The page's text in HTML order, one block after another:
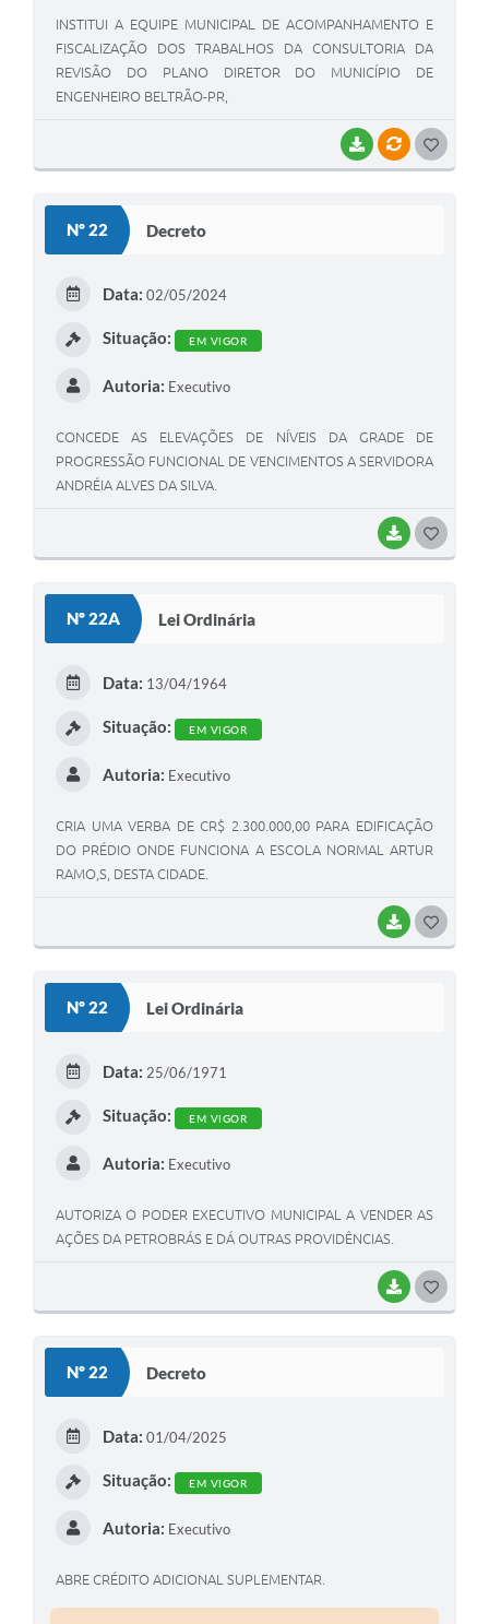
BAIXARVÍNCULOS
INSTITUI A EQUIPE MUNICIPAL DE ACOMPANHAMENTO E
FISCALIZAÇÃO DOS TRABALHOS DA CONSULTORIA DA
REVISÃO DO PLANO DIRETOR DO MUNICÍPIO DE
ENGENHEIRO BELTRÃO-PR,
Nº 22 Decreto
BAIXAR
Data: 02/05/2024
Situação: EM VIGOR
Autoria: Executivo
CONCEDE AS ELEVAÇÕES DE NÍVEIS DA GRADE DE
PROGRESSÃO FUNCIONAL DE VENCIMENTOS A SERVIDORA
ANDRÉIA ALVES DA SILVA.
Nº 22A Lei Ordinária
BAIXAR
Data: 13/04/1964
Situação: EM VIGOR
Autoria: Executivo
CRIA UMA VERBA DE CR$ 2.300.000,00 PARA EDIFICAÇÃO
DO PRÉDIO ONDE FUNCIONA A ESCOLA NORMAL ARTUR
RAMO,S, DESTA CIDADE.
Nº 22 Lei Ordinária
BAIXAR
Data: 25/06/1971
Situação: EM VIGOR
Autoria: Executivo
AUTORIZA O PODER EXECUTIVO MUNICIPAL A VENDER AS
AÇÕES DA PETROBRÁS E DÁ OUTRAS PROVIDÊNCIAS.
Nº 22 Decreto
Data: 01/04/2025
Situação: EM VIGOR
Autoria: Executivo
ABRE CRÉDITO ADICIONAL SUPLEMENTAR.